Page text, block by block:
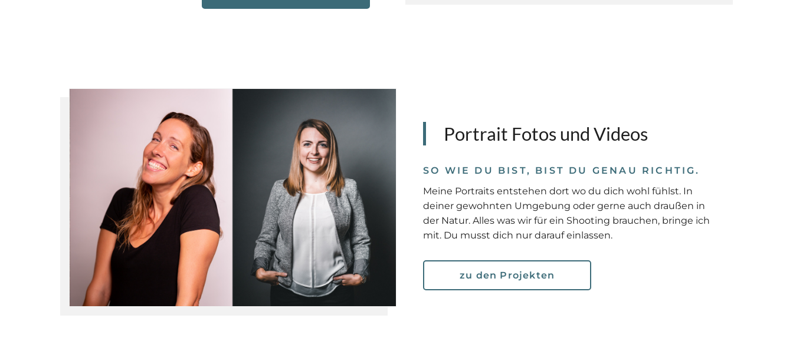
Portrait Fotos und Videos
SO WIE DU BIST, BIST DU GENAU RICHTIG.
Meine Portraits entstehen dort wo du dich wohl fühlst. In
deiner gewohnten Umgebung oder gerne auch draußen in
der Natur. Alles was wir für ein Shooting brauchen, bringe ich
mit. Du musst dich nur darauf einlassen.
zu den Projekten